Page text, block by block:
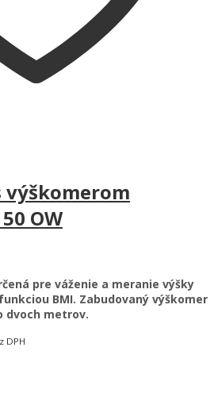
výškomerom
OW
pre váženie a meranie výšky
BMI. Zabudovaný výškomer
dvoch metrov.
DPH